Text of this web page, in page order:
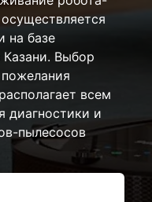
на базе
Казани. Выбор
всем
диагностики и
пылесосов